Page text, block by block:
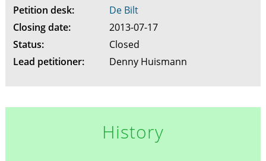
Petition desk:
De Bilt
Closing date:
2013-07-17
Status:
Closed
Lead petitioner:
Denny Huismann
History